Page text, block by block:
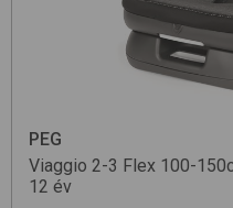
PEG
Viaggio 2-3 Flex 100-
12 év